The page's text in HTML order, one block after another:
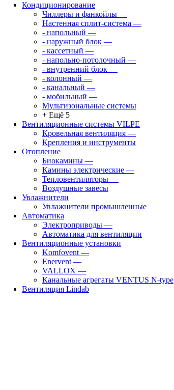
Кондиционирование
Чиллеры и фанкойлы —
Настенная сплит-система —
- напольный —
- наружный блок —
- кассетный —
- напольно-потолочный —
- внутренний блок —
- колонный —
- канальный —
- мобильный —
Мультизональные системы
+ Ещё 5
Вентиляционные системы VILPE
Кровельная вентиляция —
Крепления и инструменты
Отопление
Биокамины —
Камины электрические —
Тепловентиляторы —
Воздушные завесы
Увлажнители
Увлажнители промышленные
Автоматика
Электроприводы —
Автоматика для вентиляции
Вентиляционные установки
Komfovent —
Enervent —
VALLOX —
Канальные агрегаты VENTUS N-type
Вентиляция Lindab